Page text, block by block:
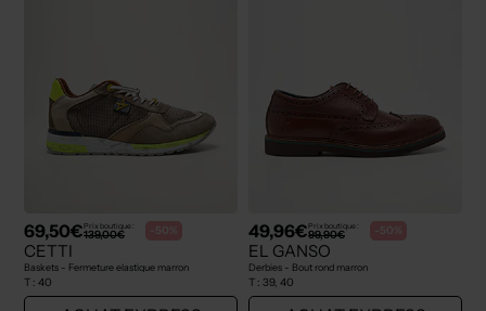
69,50€Prix boutique :
139,00€ -50%
CETTI
Baskets - Fermeture elastique marron
T : 40
49,96€Prix boutique :
99,90€ -50%
EL GANSO
Derbies - Bout rond marron
T : 39, 40